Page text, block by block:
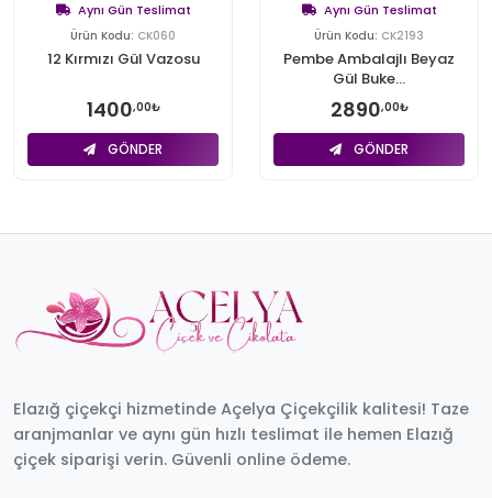
Aynı Gün Teslimat
Ürün Kodu: CK060
12 Kırmızı Gül Vazosu
1400,00₺
GÖNDER
Aynı Gün Teslimat
Ürün Kodu: CK2193
Pembe Ambalajlı Beyaz
Gül Buke...
2890,00₺
GÖNDER
Elazığ çiçekçi hizmetinde Açelya Çiçekçilik kalitesi! Taze
aranjmanlar ve aynı gün hızlı teslimat ile hemen Elazığ
çiçek siparişi verin. Güvenli online ödeme.